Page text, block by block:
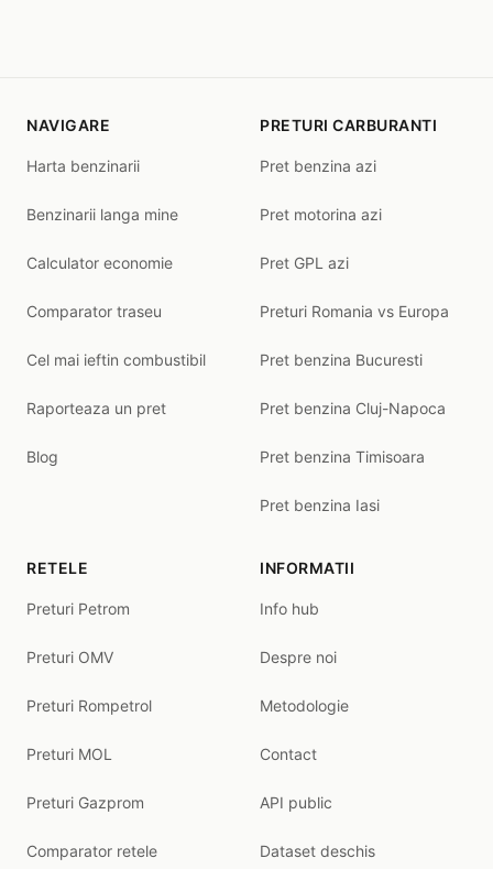
NAVIGARE
Harta benzinarii
Benzinarii langa mine
Calculator economie
Comparator traseu
Cel mai ieftin combustibil
Raporteaza un pret
Blog
PRETURI CARBURANTI
Pret benzina azi
Pret motorina azi
Pret GPL azi
Preturi Romania vs Europa
Pret benzina Bucuresti
Pret benzina Cluj-Napoca
Pret benzina Timisoara
Pret benzina Iasi
RETELE
Preturi Petrom
Preturi OMV
Preturi Rompetrol
Preturi MOL
Preturi Gazprom
Comparator retele
INFORMATII
Info hub
Despre noi
Metodologie
Contact
API public
Dataset deschis